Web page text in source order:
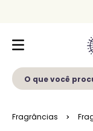
O que você
Fragrâncias